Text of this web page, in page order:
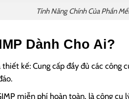
Tính Năng Chính Của Phần
Dành Cho Ai?
thiết kế: Cung cấp đầy đủ các công
miễn phí hoàn toàn, là công cụ